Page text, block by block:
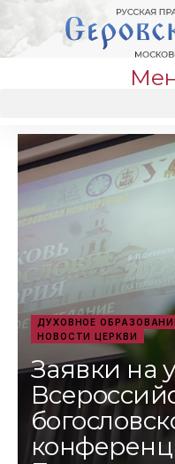
ДУХОВНОЕ
НОВОСТИ ЦЕРКВИ
Заявки на